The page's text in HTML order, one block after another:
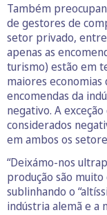
Também
de gestores de
setor privado,
apenas as
turismo) estão em
maiores economias
encomendas da
negativo. A
considerados
em ambos os
“Deixámo-nos
produção são muito
sublinhando o
indústria alemã e a